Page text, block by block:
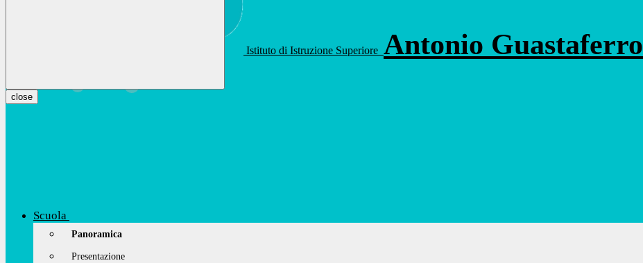
Istituto di Istruzione Superiore Antonio Guastaferro
close
Scuola
Panoramica
Presentazione